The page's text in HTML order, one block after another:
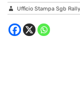
Ufficio Stampa Sgb Rally